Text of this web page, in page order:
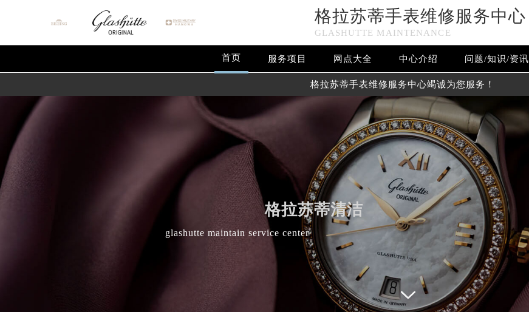
格拉苏蒂手表维修服务中心
GLASHUTTE MAINTENANCE
首页 服务项目 网点大全 中心介绍 问题/知识/资讯
格拉苏蒂手表维修服务中心竭诚为您服务！
格拉苏蒂清洁
glashutte maintain service center